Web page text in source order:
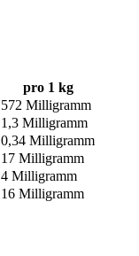
pro 1 kg
572 Milligramm
1,3 Milligramm
0,34 Milligramm
17 Milligramm
4 Milligramm
16 Milligramm